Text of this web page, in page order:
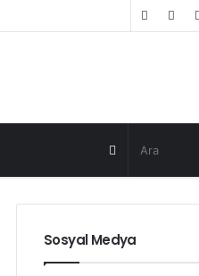
Random
Post
Sosyal Medya